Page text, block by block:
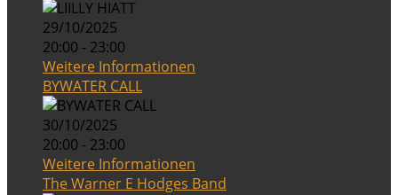
29/10/2025
20:00 - 23:00
Weitere Informationen
BYWATER CALL
30/10/2025
20:00 - 23:00
Weitere Informationen
The Warner E Hodges Band